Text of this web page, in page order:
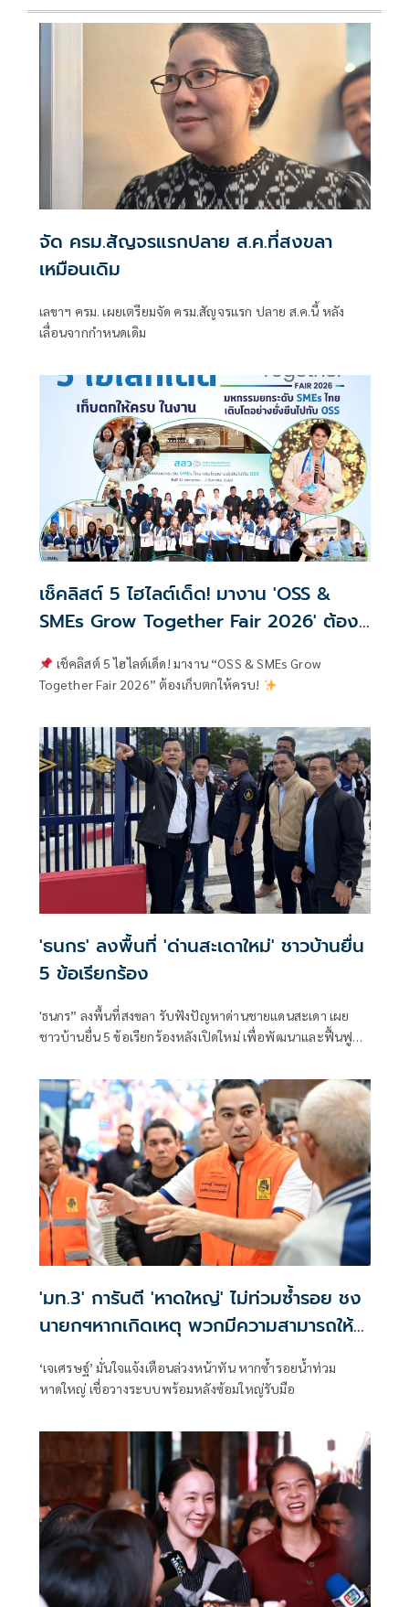
จัด ครม.สัญจรแรกปลาย ส.ค.ที่สงขลา
เหมือนเดิม
เลขาฯ ครม. เผยเตรียมจัด ครม.สัญจรแรก ปลาย ส.ค.นี้ หลัง
เลื่อนจากกำหนดเดิม
เช็คลิสต์ 5 ไฮไลต์เด็ด! มางาน 'OSS &
SMEs Grow Together Fair 2026' ต้อง
เก็บตกให้ครบ!
เช็คลิสต์ 5 ไฮไลต์เด็ด! มางาน “OSS & SMEs Grow
Together Fair 2026” ต้องเก็บตกให้ครบ!
'ธนกร' ลงพื้นที่ 'ด่านสะเดาใหม่' ชาวบ้านยื่น
5 ข้อเรียกร้อง
'ธนกร” ลงพื้นที่สงขลา รับฟังปัญหาด่านชายแดนสะเดา เผย
ชาวบ้านยื่น 5 ข้อเรียกร้องหลังเปิดใหม่ เพื่อพัฒนาและฟื้นฟู
'มท.3' การันตี 'หาดใหญ่' ไม่ท่วมซ้ำรอย ชง
นายกฯหากเกิดเหตุ พวกมีความสามารถให้
บัญชาการที่กทม.
‘เจเศรษฐ์’ มั่นใจแจ้งเตือนล่วงหน้าทัน หากซ้ำรอยน้ำท่วม
หาดใหญ่ เชื่อวางระบบพร้อมหลังซ้อมใหญ่รับมือ